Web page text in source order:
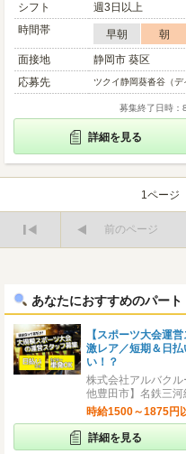
シフト
週3日以上
時間帯
早朝 朝
面接地
静岡市 葵区
応募先
ツクイ静岡葵沓谷（デ
募集終了日時：
詳細を見る
1ページ
前のページ
あなたにおすすめのパート
【スポーツ大会運営
激レア／短期＆日
い！？
株式会社アルバク
他豊田市】名鉄三
時給1500～1875円
詳細を見る